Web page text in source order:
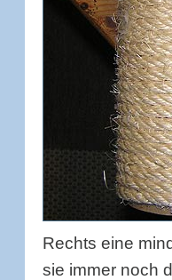
Rechts eine
sie immer noch